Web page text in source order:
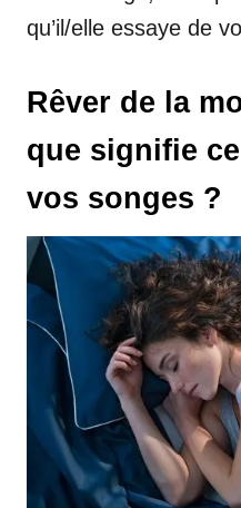
qu’il/elle essaye de
Rêver de la
que signifie
vos songes ?